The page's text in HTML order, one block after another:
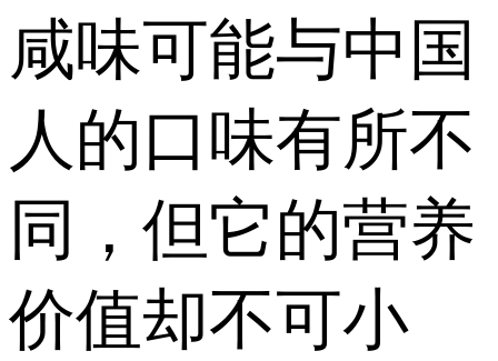
咸味可能与中国
人的口味有所不
同，但它的营养
价值却不可小